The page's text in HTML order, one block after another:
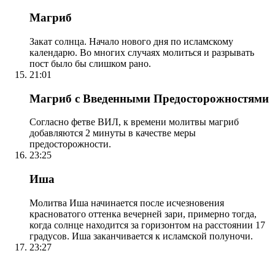
Магриб
Закат солнца. Начало нового дня по исламскому
календарю. Во многих случаях молиться и разрывать
пост было бы слишком рано.
21:01
Магриб с Введенными Предосторожностями
Согласно фетве ВИЛ, к времени молитвы магриб
добавляются 2 минуты в качестве меры
предосторожности.
23:25
Иша
Молитва Иша начинается после исчезновения
красноватого оттенка вечерней зари, примерно тогда,
когда солнце находится за горизонтом на расстоянии 17
градусов. Иша заканчивается к исламской полуночи.
23:27